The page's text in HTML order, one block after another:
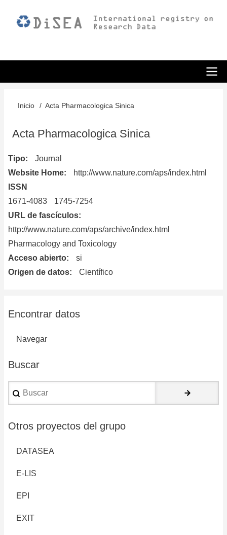
Sobrescribir
enlaces
ayuda
a
la
navegación
Inicio Acta Pharmacologica Sinica
Acta Pharmacologica Sinica
Tipo
Journal
Website Home
http://www.nature.com/aps/index.html
ISSN
1671-4083
1745-7254
URL de fascículos
http://www.nature.com/aps/archive/index.html
Pharmacology and Toxicology
Acceso abierto
si
Origen de datos
Científico
Encontrar datos
Navegar
Buscar
Buscar
Otros proyectos del grupo
DATASEA
E-LIS
EPI
EXIT